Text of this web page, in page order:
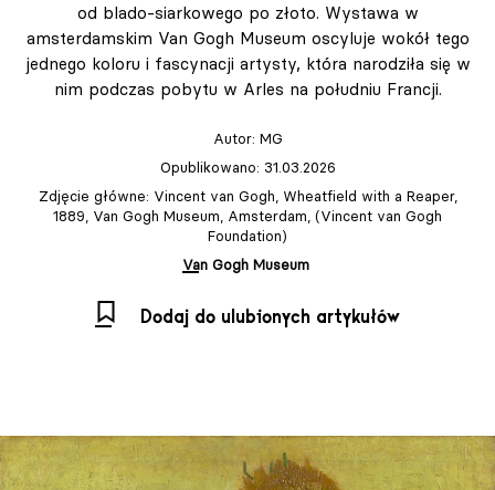
od blado-siarkowego po złoto. Wystawa w
amsterdamskim Van Gogh Museum oscyluje wokół tego
jednego koloru i fascynacji artysty, która narodziła się w
nim podczas pobytu w Arles na południu Francji.
Autor: MG
Opublikowano: 31.03.2026
Zdjęcie główne: Vincent van Gogh, Wheatfield with a Reaper,
1889, Van Gogh Museum, Amsterdam, (Vincent van Gogh
Foundation)
Van Gogh Museum
Dodaj do ulubionych artykułów